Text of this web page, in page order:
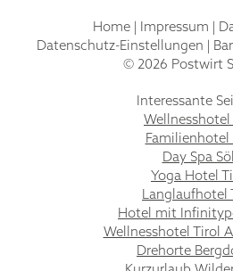
Home | Impressum |
Datenschutz-Einstellungen |
© 2026 Postwirt
Interessante
Wellnesshotel
Familienhotel
Day Spa
Yoga Hotel
Langlaufhotel
Hotel mit
Wellnesshotel Tirol
Drehorte